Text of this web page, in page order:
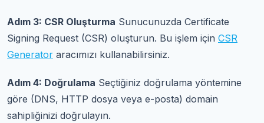
Adım 3: CSR Oluşturma Sunucunuzda Certificate
Signing Request (CSR) oluşturun. Bu işlem için CSR
Generator aracımızı kullanabilirsiniz.
Adım 4: Doğrulama Seçtiğiniz doğrulama yöntemine
göre (DNS, HTTP dosya veya e-posta) domain
sahipliğinizi doğrulayın.